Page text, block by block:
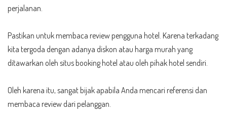
perjalanan.
Pastikan untuk membaca review pengguna hotel. Karena terkadang
kita tergoda dengan adanya diskon atau harga murah yang
ditawarkan oleh situs booking hotel atau oleh pihak hotel sendiri.
Oleh karena itu, sangat bijak apabila Anda mencari referensi dan
membaca review dari pelanggan.